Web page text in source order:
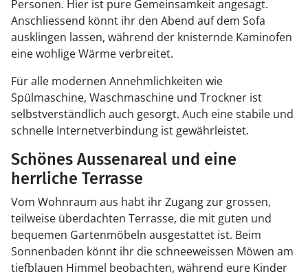
Personen. Hier ist pure Gemeinsamkeit angesagt.
Anschliessend könnt ihr den Abend auf dem Sofa
ausklingen lassen, während der knisternde Kaminofen
eine wohlige Wärme verbreitet.
Für alle modernen Annehmlichkeiten wie
Spülmaschine, Waschmaschine und Trockner ist
selbstverständlich auch gesorgt. Auch eine stabile und
schnelle Internetverbindung ist gewährleistet.
Schönes Aussenareal und eine
herrliche Terrasse
Vom Wohnraum aus habt ihr Zugang zur grossen,
teilweise überdachten Terrasse, die mit guten und
bequemen Gartenmöbeln ausgestattet ist. Beim
Sonnenbaden könnt ihr die schneeweissen Möwen am
tiefblauen Himmel beobachten, während eure Kinder